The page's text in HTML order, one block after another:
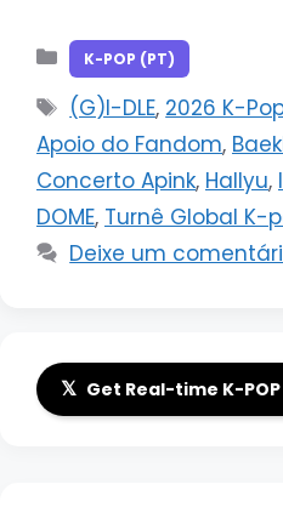
Categorias
K-POP (PT)
Tags
(G)I-DLE, 2026 K-
Apoio do Fandom,
Concerto Apink, Hallyu,
DOME, Turnê Global K-
Deixe um
𝕏 Get Real-time K-